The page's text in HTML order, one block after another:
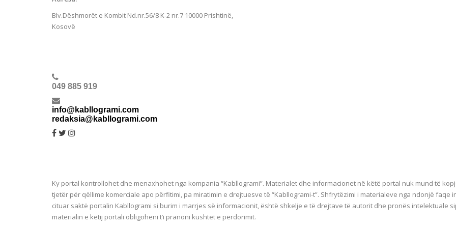
Blv.Dëshmorët e Kombit Nd.nr.56/8 K-2 nr.7 10000 Prishtinë,
Kosovë
049 885 919
info@kabllogrami.com
redaksia@kabllogrami.com
Ky portal kontrollohet dhe menaxhohet nga kompania “Kabllogrami”. Materialet dhe informacionet në këtë portal nuk mund të
tjetër për qëllime komerciale apo përfitimi, pa miratimin e drejtuesve të “Kabllogrami-t”. Shfrytëzimi i materialeve nga ndonjë
cituar saktë portalin Kabllogrami si burim i marrjes së informacionit, është shkelje e të drejtave të autorit dhe pronës intelektuale
materialin e këtij portali obligoheni t’i pranoni kushtet e përdorimit.